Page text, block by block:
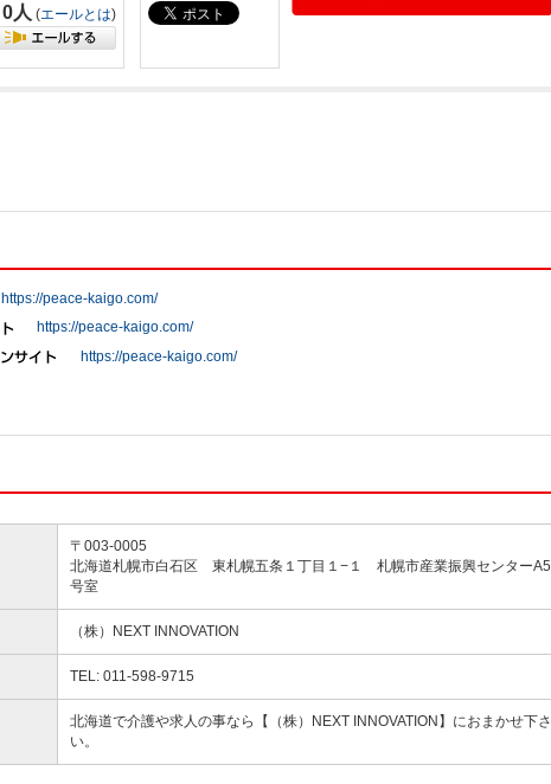
0人 (エールとは)
https://peace-kaigo.com/
https://peace-kaigo.com/
https://peace-kaigo.com/
〒003-0005
北海道札幌市白石区 東札幌五条１丁目１−１ 札幌市産業振興センターA5
号室
（株）NEXT INNOVATION
TEL: 011-598-9715
北海道で介護や求人の事なら【（株）NEXT INNOVATION】におまかせ下さ
い。